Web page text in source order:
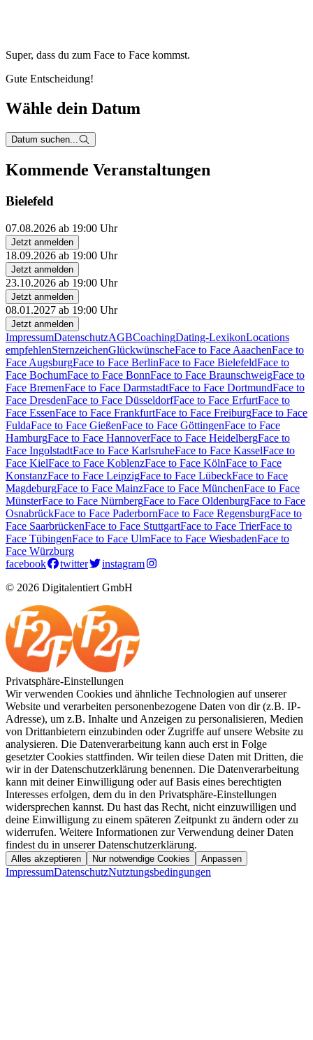
Super, dass du zum Face to Face kommst.
Gute Entscheidung!
Wähle dein Datum
Datum suchen...
Kommende Veranstaltungen
Bielefeld
07.08.2026 ab 19:00 Uhr
Jetzt anmelden
18.09.2026 ab 19:00 Uhr
Jetzt anmelden
23.10.2026 ab 19:00 Uhr
Jetzt anmelden
08.01.2027 ab 19:00 Uhr
Jetzt anmelden
ImpressumDatenschutzAGBCoachingDating-LexikonLocations
empfehlenSternzeichenGlückwünscheFace to Face AaachenFace to
Face AugsburgFace to Face BerlinFace to Face BielefeldFace to
Face BochumFace to Face BonnFace to Face BraunschweigFace to
Face BremenFace to Face DarmstadtFace to Face DortmundFace to
Face DresdenFace to Face DüsseldorfFace to Face ErfurtFace to
Face EssenFace to Face FrankfurtFace to Face FreiburgFace to Face
FuldaFace to Face GießenFace to Face GöttingenFace to Face
HamburgFace to Face HannoverFace to Face HeidelbergFace to
Face IngolstadtFace to Face KarlsruheFace to Face KasselFace to
Face KielFace to Face KoblenzFace to Face KölnFace to Face
KonstanzFace to Face LeipzigFace to Face LübeckFace to Face
MagdeburgFace to Face MainzFace to Face MünchenFace to Face
MünsterFace to Face NürnbergFace to Face OldenburgFace to Face
OsnabrückFace to Face PaderbornFace to Face RegensburgFace to
Face SaarbrückenFace to Face StuttgartFace to Face TrierFace to
Face TübingenFace to Face UlmFace to Face WiesbadenFace to
Face Würzburg
facebook
twitter
instagram
© 2026 Digitalentiert GmbH
Privatsphäre-Einstellungen
Wir verwenden Cookies und ähnliche Technologien auf unserer
Website und verarbeiten personenbezogene Daten von dir (z.B. IP-
Adresse), um z.B. Inhalte und Anzeigen zu personalisieren, Medien
von Drittanbietern einzubinden oder Zugriffe auf unsere Website zu
analysieren. Die Datenverarbeitung kann auch erst in Folge
gesetzter Cookies stattfinden. Wir teilen diese Daten mit Dritten, die
wir in der Datenschutzerklärung benennen. Die Datenverarbeitung
kann mit deiner Einwilligung oder auf Basis eines berechtigten
Interesses erfolgen, dem du in den Privatsphäre-Einstellungen
widersprechen kannst. Du hast das Recht, nicht einzuwilligen und
deine Einwilligung zu einem späteren Zeitpunkt zu ändern oder zu
widerrufen. Weitere Informationen zur Verwendung deiner Daten
findest du in unserer Datenschutzerklärung.
Alles akzeptieren Nur notwendige Cookies Anpassen
ImpressumDatenschutzNutztungsbedingungen